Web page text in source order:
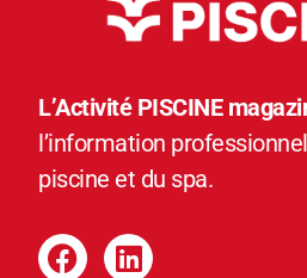
L’Activité PISCINE
l’information
piscine et du spa.